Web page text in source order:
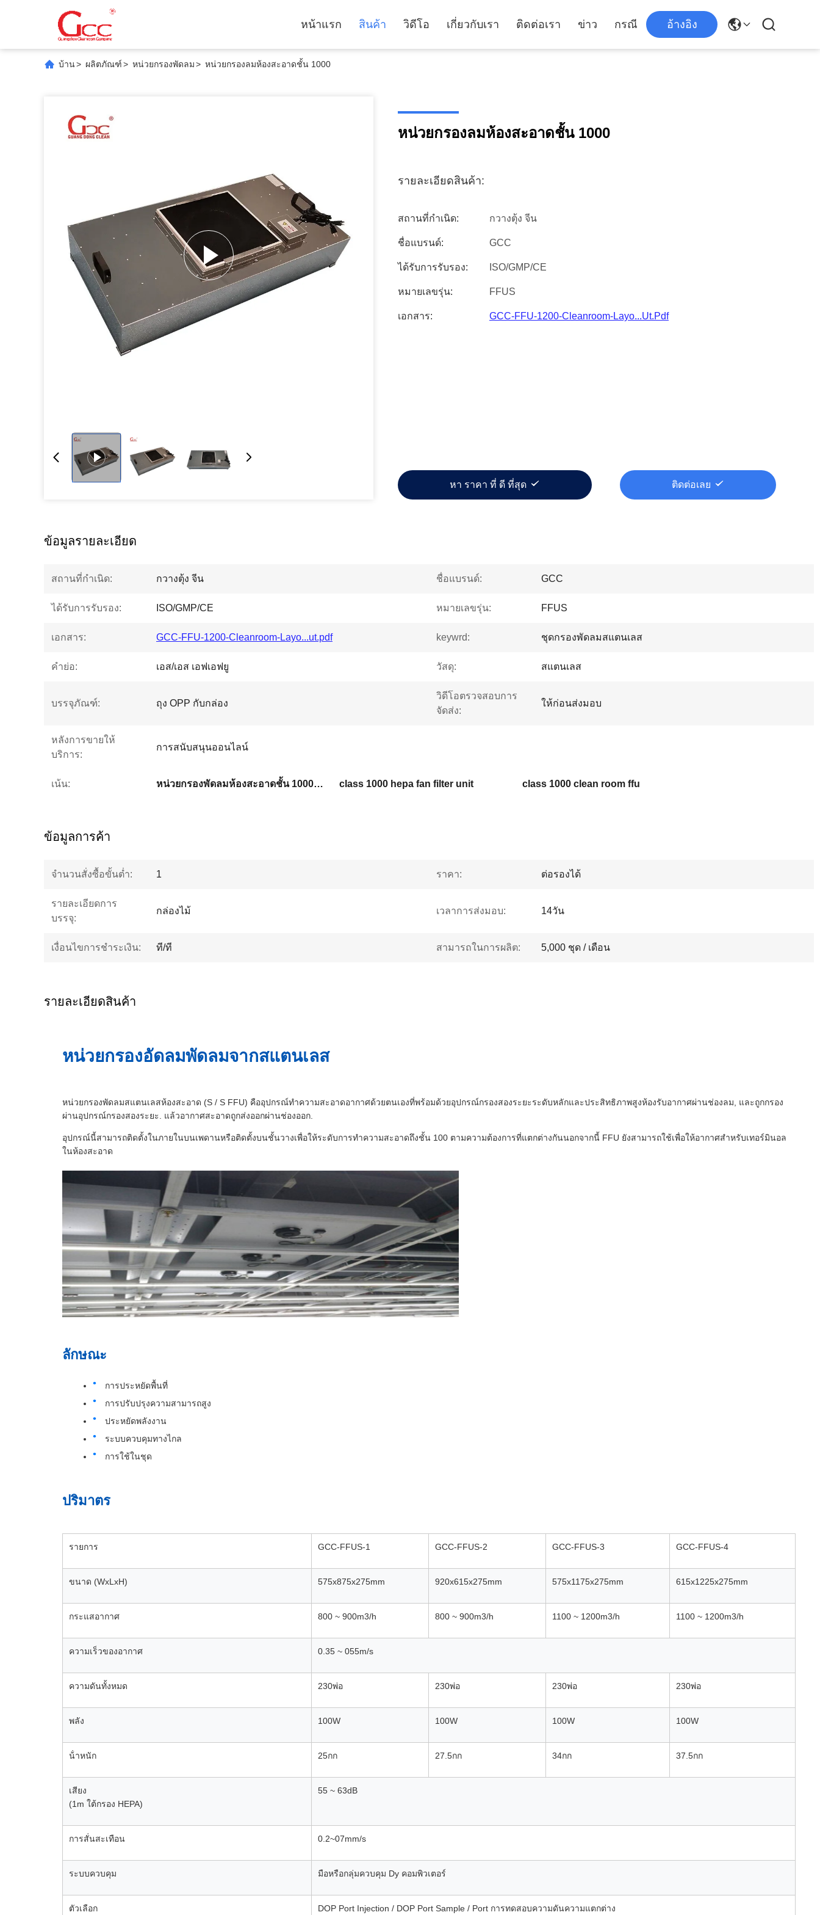
หน้าแรก สินค้า วิดีโอ เกี่ยวกับเรา ติดต่อเรา ข่าว กรณี อ้างอิง
บ้าน> ผลิตภัณฑ์> หน่วยกรองพัดลม> หน่วยกรองลมห้องสะอาดชั้น 1000
หน่วยกรองลมห้องสะอาดชั้น 1000
รายละเอียดสินค้า:
สถานที่กำเนิด: กวางตุ้ง จีน
ชื่อแบรนด์: GCC
ได้รับการรับรอง: ISO/GMP/CE
หมายเลขรุ่น: FFUS
เอกสาร: GCC-FFU-1200-Cleanroom-Layo...ut.pdf
หา ราคา ที่ ดี ที่สุด ติดต่อเลย
ข้อมูลรายละเอียด
สถานที่กำเนิด: กวางตุ้ง จีน ชื่อแบรนด์: GCC
ได้รับการรับรอง: ISO/GMP/CE หมายเลขรุ่น: FFUS
เอกสาร: GCC-FFU-1200-Cleanroom-Layo...ut.pdf keywrd: ชุดกรองพัดลมสแตนเลส
คำย่อ: เอส/เอส เอฟเอฟยู วัสดุ: สแตนเลส
บรรจุภัณฑ์: ถุง OPP กับกล่อง
วิดีโอตรวจสอบการ
จัดส่ง:
ให้ก่อนส่งมอบ
หลังการขายให้
บริการ:
การสนับสนุนออนไลน์
เน้น: หน่วยกรองพัดลมห้องสะอาดชั้น 1000 หน่วยกรองพัดลมห้องสะอาดชั้น 1000 hepa class 1000 hepa fan filter unit class 1000 clean room ffu
ข้อมูลการค้า
จำนวนสั่งซื้อขั้นต่ำ: 1 ราคา: ต่อรองได้
รายละเอียดการ
บรรจุ:
กล่องไม้ เวลาการส่งมอบ: 14วัน
เงื่อนไขการชำระเงิน: ที/ที สามารถในการผลิต: 5,000 ชุด / เดือน
รายละเอียดสินค้า
หน่วยกรองอัดลมพัดลมจากสแตนเลส
หน่วยกรองพัดลมสแตนเลสห้องสะอาด (S / S FFU) คืออุปกรณ์ทําความสะอาดอากาศด้วยตนเองที่พร้อมด้วยอุปกรณ์กรองสองระยะระดับหลักและประสิทธิภาพสูงห้องรับอากาศผ่านช่องลม, และถูกกรอง
ผ่านอุปกรณ์กรองสองระยะ. แล้วอากาศสะอาดถูกส่งออกผ่านช่องออก.
อุปกรณ์นี้สามารถติดตั้งในภายในบนเพดานหรือติดตั้งบนชั้นวางเพื่อให้ระดับการทําความสะอาดถึงชั้น 100 ตามความต้องการที่แตกต่างกันนอกจากนี้ FFU ยังสามารถใช้เพื่อให้อากาศสําหรับเทอร์มินอล
ในห้องสะอาด
ลักษณะ
การประหยัดพื้นที่
การปรับปรุงความสามารถสูง
ประหยัดพลังงาน
ระบบควบคุมทางไกล
การใช้ในชุด
ปริมาตร
รายการ GCC-FFUS-1 GCC-FFUS-2 GCC-FFUS-3 GCC-FFUS-4
ขนาด (WxLxH) 575x875x275mm 920x615x275mm 575x1175x275mm 615x1225x275mm
กระแสอากาศ 800 ~ 900m3/h 800 ~ 900m3/h 1100 ~ 1200m3/h 1100 ~ 1200m3/h
ความเร็วของอากาศ 0.35 ~ 055m/s
ความดันทั้งหมด 230พ่อ 230พ่อ 230พ่อ 230พ่อ
พลัง 100W 100W 100W 100W
น้ําหนัก 25กก 27.5กก 34กก 37.5กก
เสียง
(1m ใต้กรอง HEPA)
55 ~ 63dB
การสั่นสะเทือน 0.2~07mm/s
ระบบควบคุม มือหรือกลุ่มควบคุม Dy คอมพิวเตอร์
ตัวเลือก DOP Port Injection / DOP Port Sample / Port การทดสอบความดันความแตกต่าง